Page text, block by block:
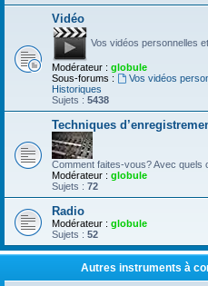
Vidéo
Vos vidéos personnelles
Modérateur : globule
Sous-forums :
Vos vidéos
Historiques
Sujets : 5438
Techniques
Comment faites-vous? Avec quels
Modérateur : globule
Sujets : 72
Radio
Modérateur : globule
Sujets : 52
Autres instruments à